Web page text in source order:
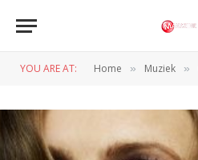
YOU ARE AT: Home » Muziek »